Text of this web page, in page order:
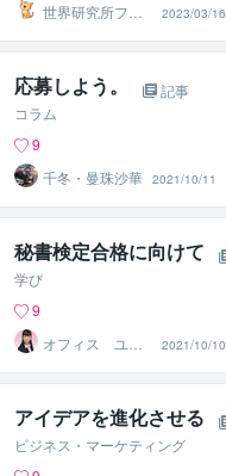
世界研究所フー
ミン工房
2023/03/16
応募しよう。
記事
コラム
9
千冬・曼珠沙華 2021/10/11
秘書検定合格に向けて
学び
9
オフィス ユ
メ・カタチ 瀬
川 雅美
2021/10/10
アイデアを進化させる
ビジネス・マーケティング